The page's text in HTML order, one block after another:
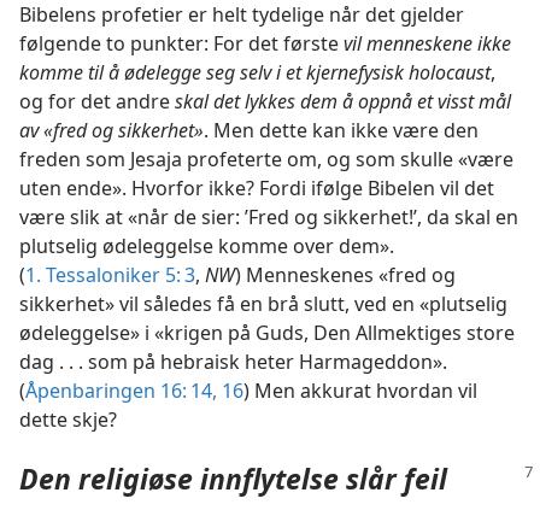
Bibelens profetier er helt tydelige når det gjelder
følgende to punkter: For det førstevil menneskene ikke
komme til å ødelegge seg selv i et kjernefysisk holocaust,
og for det andreskal det lykkes dem å oppnå et visst mål
av «fred og sikkerhet». Men dette kan ikke være den
freden som Jesaja profeterte om, og som skulle «være
uten ende». Hvorfor ikke? Fordi ifølge Bibelen vil det
være slik at «når de sier: ’Fred og sikkerhet!’, da skal en
plutselig ødeleggelse komme over dem».
(1. Tessaloniker 5: 3, NW) Menneskenes «fred og
sikkerhet» vil således få en brå slutt, ved en «plutselig
ødeleggelse» i «krigen på Guds, Den Allmektiges store
dag . . . som på hebraisk heter Harmageddon».
(Åpenbaringen 16: 14, 16) Men akkurat hvordan vil
dette skje?
Den religiøse innflytelse slår feil